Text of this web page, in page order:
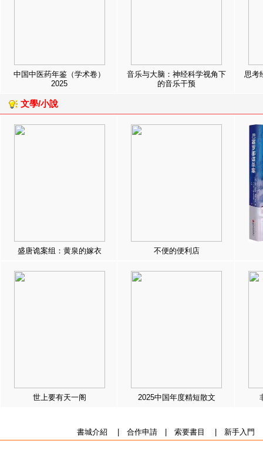
中国中医药年鉴（学术卷）
2025
音乐与大脑：神经科学视角下
的音乐干预
思考
文學/小說
盛唐诡案组：黄泉的嫁衣 不便的便利店
世上要有天一阁 2025中国年度精短散文
書城介紹 合作申請| 索要書目 新手入門